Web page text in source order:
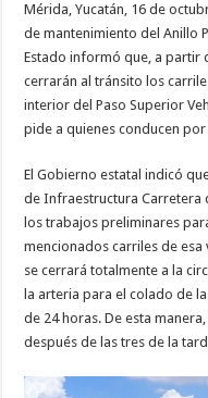
Mérida, Yucatán, 16 de
de mantenimiento del Anillo
Estado informó que, a partir
cerrarán al tránsito los
interior del Paso Superior
pide a quienes conducen
El Gobierno estatal indicó
de Infraestructura Carretera
los trabajos preliminares
mencionados carriles de esa
se cerrará totalmente a la
la arteria para el colado de
de 24 horas. De esta
después de las tres de la